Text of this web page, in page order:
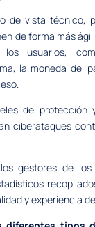
de vista técnico,
de forma más
los usuarios,
la moneda del
de protección
ciberataques
gestores de los
y experiencia